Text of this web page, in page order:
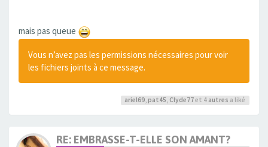
mais pas queue
Vous n’avez pas les permissions nécessaires pour voir
les fichiers joints à ce message.
ariel69 pat45 Clyde77et 4 autres a liké
RE: EMBRASSE-T-ELLE SON AMANT?